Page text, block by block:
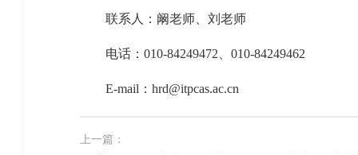
联系人：阚老师、刘老师
电话： 010-84249472 010-84249462
E-mail ： hrd@itpcas.ac.cn
上一篇：